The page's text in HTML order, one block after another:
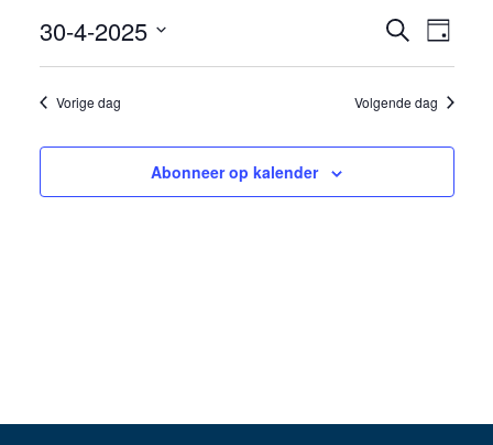
30
april
2025
Zoeken
en
Zoeken
Dag
30-4-2025
datum.
Vorige dag Volgende dag
Abonneer op kalender